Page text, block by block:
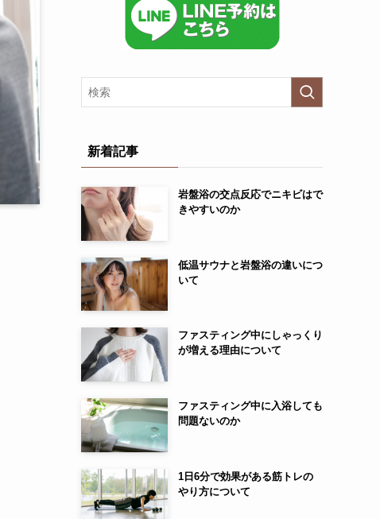
新着記事
岩盤浴の交点反応でニキビはで
きやすいのか
低温サウナと岩盤浴の違いにつ
いて
ファスティング中にしゃっくり
が増える理由について
ファスティング中に入浴しても
問題ないのか
1日6分で効果がある筋トレの
やり方について